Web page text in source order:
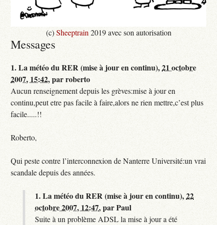
(c)Sheeptrain 2019 avec son autorisation
Messages
1.La météo du RER (mise à jour en continu),21 octobre
2007, 15:42,parroberto
Aucun renseignement depuis les grèves:mise à jour en
continu,peut etre pas facile à faire,alors ne rien mettre,c’est plus
facile.....!!
Roberto,
Qui peste contre l’interconnexion de Nanterre Université:un vrai
scandale depuis des années.
1.La météo du RER (mise à jour en continu),22
octobre 2007, 12:47,parPaul
Suite à un problème ADSL la mise à jour a été